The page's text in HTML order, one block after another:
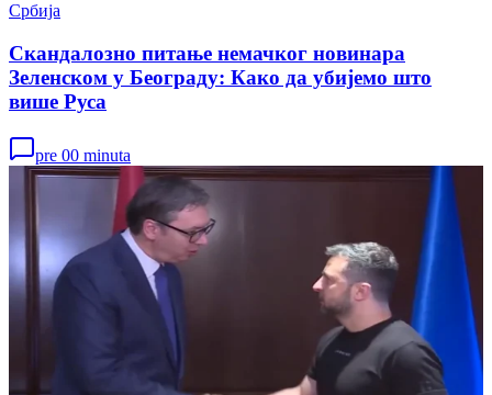
Србија
Скандалозно питање немачког новинара
Зеленском у Београду: Како да убијемо што
више Руса
pre 00 minuta